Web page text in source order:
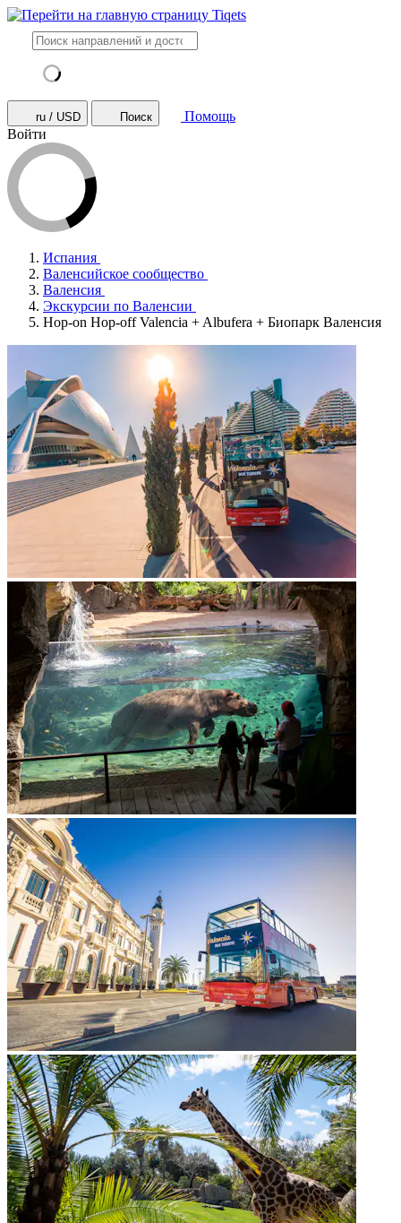
ru / USD Поиск
Помощь
Войти
Испания
Валенсийское сообщество
Валенсия
Экскурсии по Валенсии
Hop-on Hop-off Valencia + Albufera + Биопарк Валенсия